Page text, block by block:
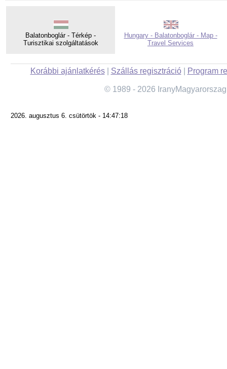
Balatonboglár - Térkép -
Turisztikai szolgáltatások
Hungary - Balatonboglár - Map -
Travel Services
Korábbi ajánlatkérés| Szállás regisztráció| Program
© 1989 - 2026
2026. augusztus 6. csütörtök - 14:47:18